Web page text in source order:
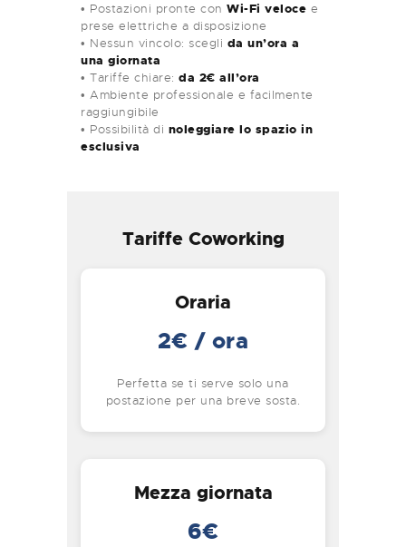
• Postazioni pronte con Wi-Fi veloce e
prese elettriche a disposizione
• Nessun vincolo: scegli da un’ora a
una giornata
• Tariffe chiare: da 2€ all’ora
• Ambiente professionale e facilmente
raggiungibile
• Possibilità di noleggiare lo spazio in
esclusiva
Tariffe Coworking
Oraria
2€ / ora
Perfetta se ti serve solo una
postazione per una breve sosta.
Mezza giornata
6€